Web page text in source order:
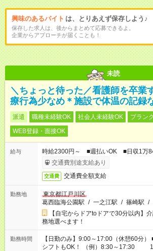
興味のあるバイト は、とりあえず保存しよう♪
保存した求人は、後からまとめて応募できるよ。
企業からアプローチが届くことも！
未読
＼ちょっと待った／看護師を卒業
療行為少なめ＊施設で体温の記録
派遣 職種未経験OK 社会人未経験OK
ブラン
WEB登録・面接OK
給与
時給2300円～ ■週払いOK ■日収1万
交通費別途支給あり
交通費 交通費全額支給
勤務地
東京都江戸川区
葛西臨海公園駅 / 一之江駅 / 篠崎駅 /
【自宅からドアtoドアで30分以内】
務地選べます！
勤務時間
【日勤のみ】9:00～17:00（休憩60分） ■ご希望があればその他
シフトもOK！ （例）8:30～17:30